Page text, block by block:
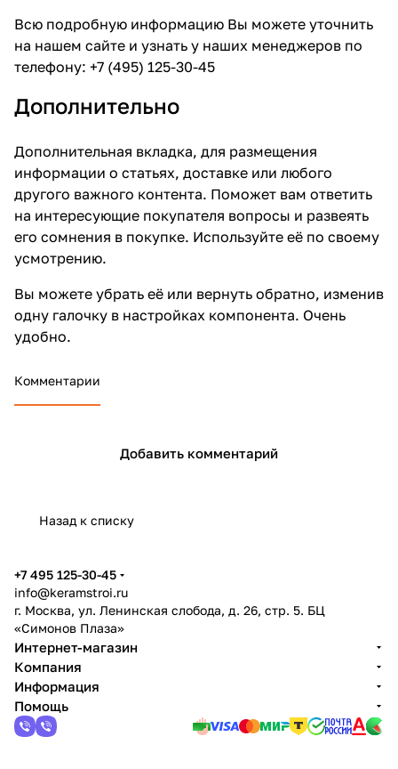
Всю подробную информацию Вы можете уточнить
на нашем сайте и узнать у наших менеджеров по
телефону: +7 (495) 125-30-45
Дополнительно
Дополнительная вкладка, для размещения
информации о статьях, доставке или любого
другого важного контента. Поможет вам ответить
на интересующие покупателя вопросы и развеять
его сомнения в покупке. Используйте её по своему
усмотрению.
Вы можете убрать её или вернуть обратно, изменив
одну галочку в настройках компонента. Очень
удобно.
Комментарии
Добавить комментарий
Назад к списку
+7 495 125-30-45
info@keramstroi.ru
г. Москва, ул. Ленинская слобода, д. 26, стр. 5. БЦ
«Симонов Плаза»
Интернет-магазин
Компания
Информация
Помощь